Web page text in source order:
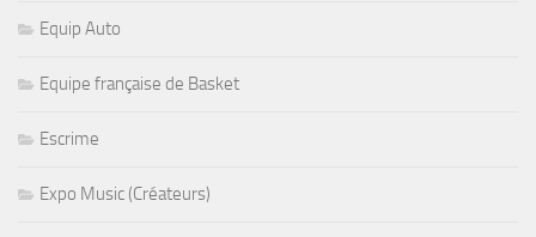
Equip Auto
Equipe française de Basket
Escrime
Expo Music (Créateurs)